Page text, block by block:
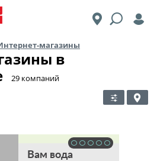
магазины
в
​29 компаний
Вам вода